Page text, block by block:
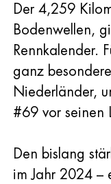
Der 4,259
Bodenwellen,
Rennkalender.
ganz
Niederländer,
#69 vor seinen
Den bislang
im Jahr 2024 –